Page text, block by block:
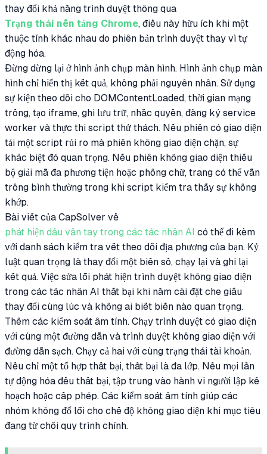
thay đổi khả năng trình duyệt thông qua
Trạng thái nền tảng Chrome, điều này hữu ích khi một
thuộc tính khác nhau do phiên bản trình duyệt thay vì tự
động hóa.
Đừng dừng lại ở hình ảnh chụp màn hình. Hình ảnh chụp màn
hình chỉ hiển thị kết quả, không phải nguyên nhân. Sử dụng
sự kiện theo dõi cho DOMContentLoaded, thời gian mạng
trống, tạo iframe, ghi lưu trữ, nhắc quyền, đăng ký service
worker và thực thi script thử thách. Nếu phiên có giao diện
tải một script rủi ro mà phiên không giao diện chặn, sự
khác biệt đó quan trọng. Nếu phiên không giao diện thiếu
bộ giải mã đa phương tiện hoặc phông chữ, trang có thể vẫn
trông bình thường trong khi script kiểm tra thấy sự không
khớp.
Bài viết của CapSolver về
phát hiện dấu vân tay trong các tác nhân AI có thể đi kèm
với danh sách kiểm tra vết theo dõi địa phương của bạn. Kỷ
luật quan trọng là thay đổi một biến số, chạy lại và ghi lại
kết quả. Việc sửa lỗi phát hiện trình duyệt không giao diện
trong các tác nhân AI thất bại khi năm cài đặt che giấu
thay đổi cùng lúc và không ai biết biến nào quan trọng.
Thêm các kiểm soát âm tính. Chạy trình duyệt có giao diện
với cùng một đường dẫn và trình duyệt không giao diện với
đường dẫn sạch. Chạy cả hai với cùng trạng thái tài khoản.
Nếu chỉ một tổ hợp thất bại, thất bại là đa lớp. Nếu mọi lần
tự động hóa đều thất bại, tập trung vào hành vi người lập kế
hoạch hoặc cấp phép. Các kiểm soát âm tính giúp các
nhóm không đổ lỗi cho chế độ không giao diện khi mục tiêu
đang từ chối quy trình chính.